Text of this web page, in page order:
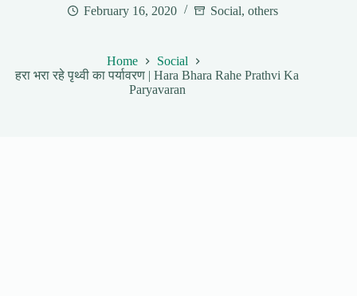
February 16, 2020 Social,others
Home
Social
हरा भरा रहे पृथ्वी का पर्यावरण | Hara Bhara Rahe Prathvi Ka
Paryavaran